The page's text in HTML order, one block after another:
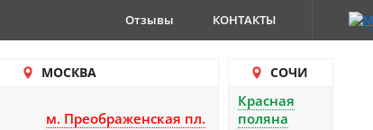
Отзывы КОНТАКТЫ
МОСКВА
м. Преображенская пл.
СОЧИ
Красная
поляна